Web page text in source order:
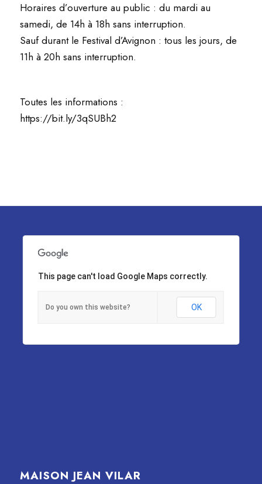
Horaires d’ouverture au public : du mardi au
samedi, de 14h à 18h sans interruption.
Sauf durant le Festival d’Avignon : tous les jours, de
11h à 20h sans interruption.
Toutes les informations :
https://bit.ly/3qSUBh2
This page can't load Google Maps correctly.
Do you own this website? OK
MAISON JEAN VILAR